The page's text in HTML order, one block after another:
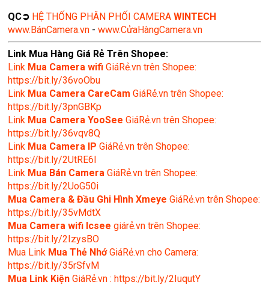
QC➲ HỆ THỐNG PHÂN PHỐI CAMERAWINTECH
www.BánCamera.vn -www.CửaHàngCamera.vn
Link Mua Hàng Giá Rẻ Trên Shopee:
Link Mua Camera wifiGiáRẻ.vn trên Shopee:
https://bit.ly/36voObu
Link Mua Camera CareCam GiáRẻ.vn trên Shopee:
https://bit.ly/3pnGBKp
Link Mua Camera YooSee GiáRẻ.vn trên Shopee:
https://bit.ly/36vqv8Q
Link Mua Camera IP GiáRẻ.vn trên Shopee:
https://bit.ly/2UtRE6l
Link Mua Bán CameraGiáRẻ.vn trên Shopee:
https://bit.ly/2UoG50i
Mua Camera & Đầu Ghi Hình XmeyeGiáRẻ.vn trên Shopee:
https://bit.ly/35vMdtX
Mua Camera wifi Icsee giárẻ.vn trên Shopee:
https://bit.ly/2IzysBO
Mua Link Mua Thẻ NhớGiáRẻ.vn cho Camera:
https://bit.ly/35rSfvM
Mua Link KiệnGiáRẻ.vn : https://bit.ly/2IuqutY